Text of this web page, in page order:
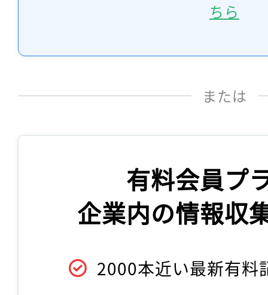
ちら
または
有料会員プ
企業内の情報収
2000本近い最新有料